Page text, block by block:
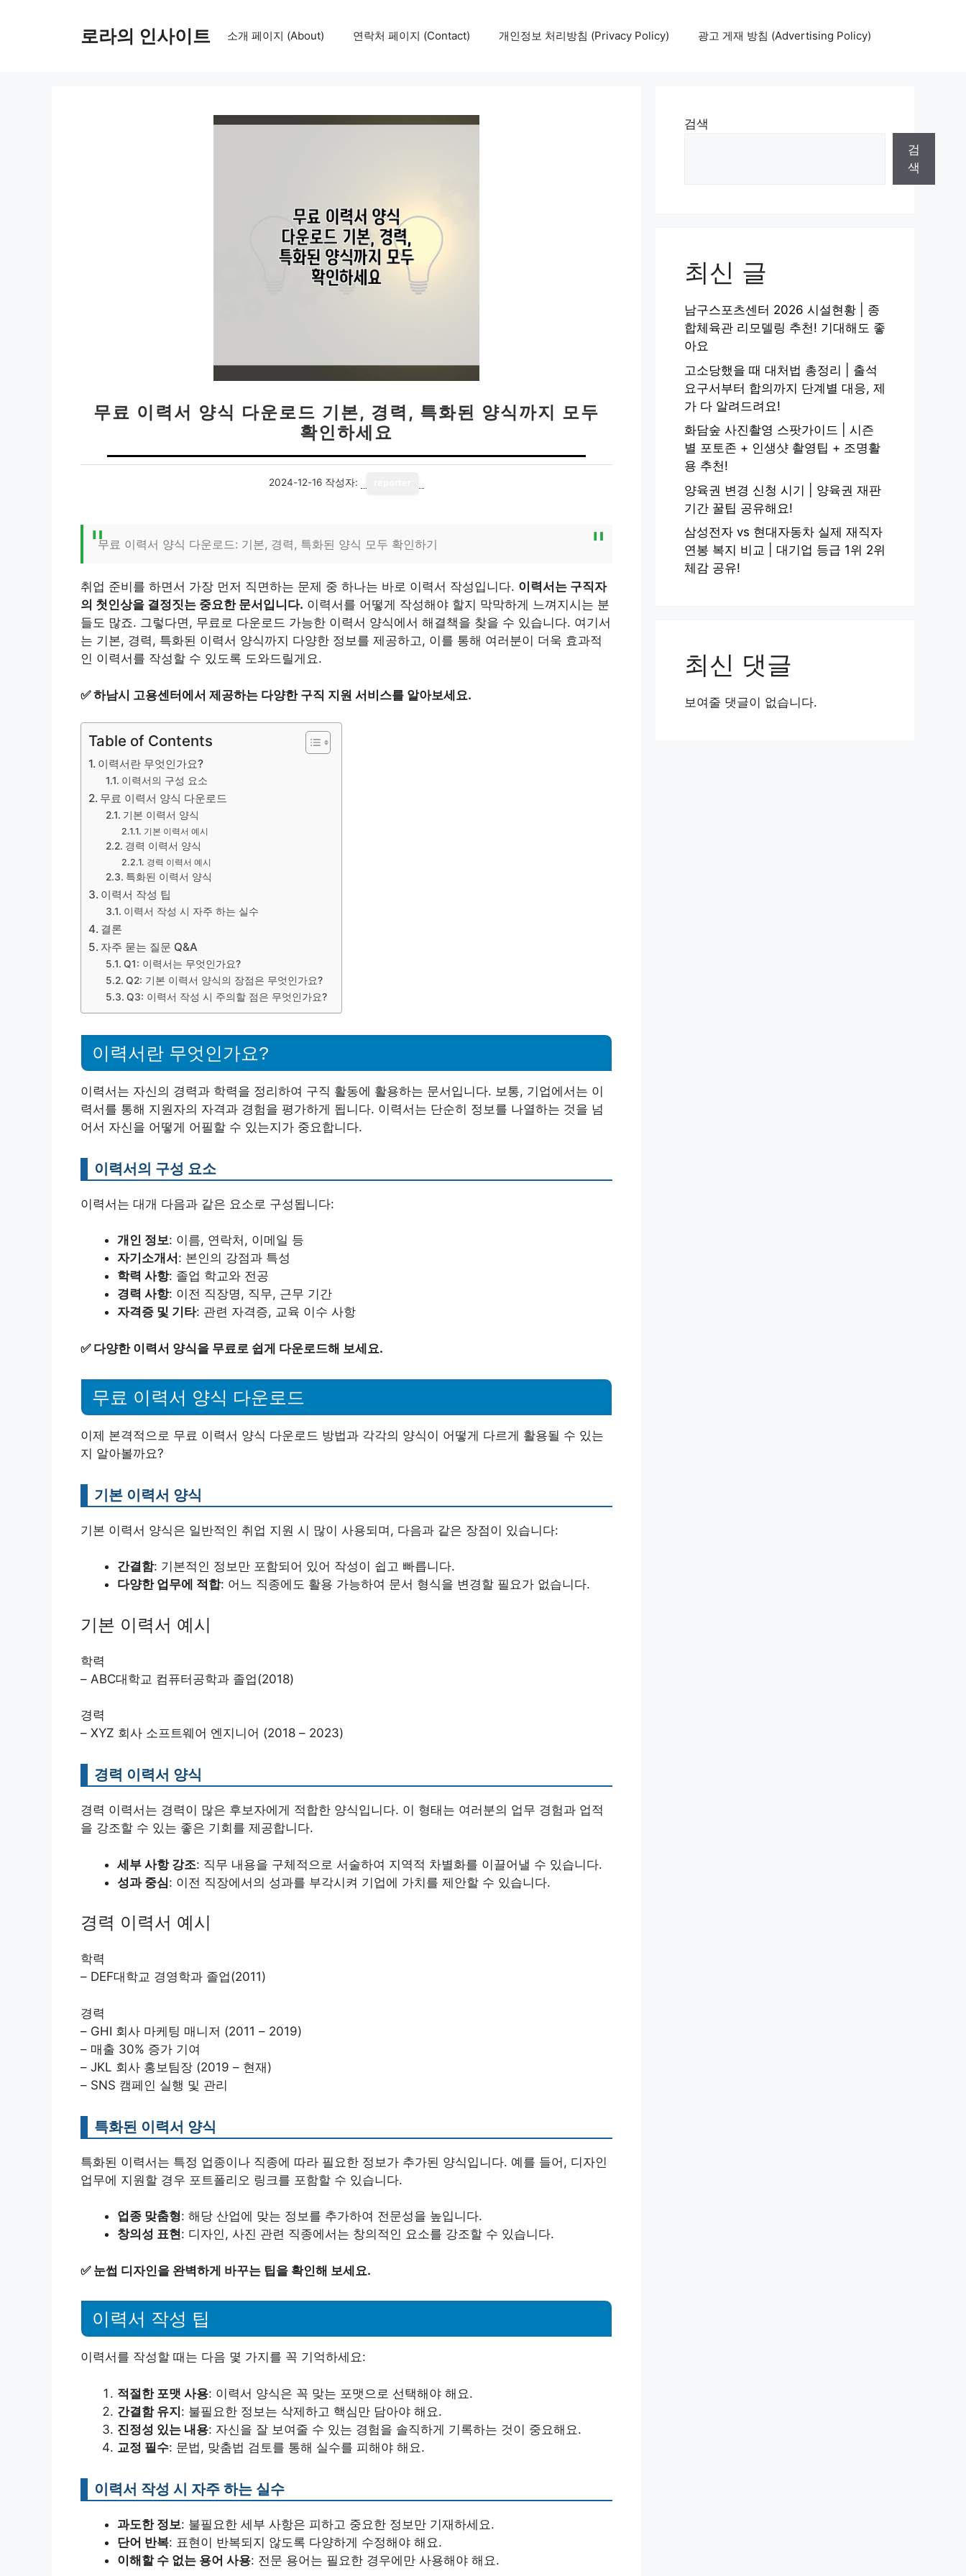
로라의 인사이트 소개 페이지 (About) 연락처 페이지 (Contact) 개인정보 처리방침 (Privacy Policy) 광고 게재 방침 (Advertising Policy)
무료 이력서 양식 다운로드 기본, 경력, 특화된 양식까지 모두
확인하세요
2024-12-16 작성자:
무료 이력서 양식 다운로드: 기본, 경력, 특화된 양식 모두 확인하기
취업 준비를 하면서 가장 먼저 직면하는 문제 중 하나는 바로 이력서 작성입니다. 이력서는 구직자
의 첫인상을 결정짓는 중요한 문서입니다. 이력서를 어떻게 작성해야 할지 막막하게 느껴지시는 분
들도 많죠. 그렇다면, 무료로 다운로드 가능한 이력서 양식에서 해결책을 찾을 수 있습니다. 여기서
는 기본, 경력, 특화된 이력서 양식까지 다양한 정보를 제공하고, 이를 통해 여러분이 더욱 효과적
인 이력서를 작성할 수 있도록 도와드릴게요.
✅하남시 고용센터에서 제공하는 다양한 구직 지원 서비스를 알아보세요.
Table of Contents
이력서란 무엇인가요?
이력서의 구성 요소
무료 이력서 양식 다운로드
기본 이력서 양식
기본 이력서 예시
경력 이력서 양식
경력 이력서 예시
특화된 이력서 양식
이력서 작성 팁
이력서 작성 시 자주 하는 실수
결론
자주 묻는 질문 Q&A
Q1: 이력서는 무엇인가요?
Q2: 기본 이력서 양식의 장점은 무엇인가요?
Q3: 이력서 작성 시 주의할 점은 무엇인가요?
이력서란 무엇인가요?
이력서는 자신의 경력과 학력을 정리하여 구직 활동에 활용하는 문서입니다. 보통, 기업에서는 이
력서를 통해 지원자의 자격과 경험을 평가하게 됩니다. 이력서는 단순히 정보를 나열하는 것을 넘
어서 자신을 어떻게 어필할 수 있는지가 중요합니다.
이력서의 구성 요소
이력서는 대개 다음과 같은 요소로 구성됩니다:
개인 정보: 이름, 연락처, 이메일 등
자기소개서 : 본인의 강점과 특성
학력 사항: 졸업 학교와 전공
경력 사항: 이전 직장명, 직무, 근무 기간
자격증 및 기타: 관련 자격증, 교육 이수 사항
✅ 다양한 이력서 양식을 무료로 쉽게 다운로드해 보세요.
무료 이력서 양식 다운로드
이제 본격적으로 무료 이력서 양식 다운로드 방법과 각각의 양식이 어떻게 다르게 활용될 수 있는
지 알아볼까요?
기본 이력서 양식
기본 이력서 양식은 일반적인 취업 지원 시 많이 사용되며, 다음과 같은 장점이 있습니다:
간결함: 기본적인 정보만 포함되어 있어 작성이 쉽고 빠릅니다.
다양한 업무에 적합: 어느 직종에도 활용 가능하여 문서 형식을 변경할 필요가 없습니다.
기본 이력서 예시
학력
– ABC대학교 컴퓨터공학과 졸업(2018)
경력
– XYZ 회사 소프트웨어 엔지니어 (2018 – 2023)
경력 이력서 양식
경력 이력서는 경력이 많은 후보자에게 적합한 양식입니다. 이 형태는 여러분의 업무 경험과 업적
을 강조할 수 있는 좋은 기회를 제공합니다.
세부 사항 강조: 직무 내용을 구체적으로 서술하여 지역적 차별화를 이끌어낼 수 있습니다.
성과 중심: 이전 직장에서의 성과를 부각시켜 기업에 가치를 제안할 수 있습니다.
경력 이력서 예시
학력
– DEF대학교 경영학과 졸업(2011)
경력
– GHI 회사 마케팅 매니저 (2011 – 2019)
– 매출 30% 증가 기여
– JKL 회사 홍보팀장 (2019 – 현재)
– SNS 캠페인 실행 및 관리
특화된 이력서 양식
특화된 이력서는 특정 업종이나 직종에 따라 필요한 정보가 추가된 양식입니다. 예를 들어, 디자인
업무에 지원할 경우 포트폴리오 링크를 포함할 수 있습니다.
업종 맞춤형: 해당 산업에 맞는 정보를 추가하여 전문성을 높입니다.
창의성 표현: 디자인, 사진 관련 직종에서는 창의적인 요소를 강조할 수 있습니다.
✅ 눈썹 디자인을 완벽하게 바꾸는 팁을 확인해 보세요.
이력서 작성 팁
이력서를 작성할 때는 다음 몇 가지를 꼭 기억하세요:
적절한 포맷 사용: 이력서 양식은 꼭 맞는 포맷으로 선택해야 해요.
간결함 유지: 불필요한 정보는 삭제하고 핵심만 담아야 해요.
진정성 있는 내용: 자신을 잘 보여줄 수 있는 경험을 솔직하게 기록하는 것이 중요해요.
교정 필수: 문법, 맞춤법 검토를 통해 실수를 피해야 해요.
이력서 작성 시 자주 하는 실수
과도한 정보: 불필요한 세부 사항은 피하고 중요한 정보만 기재하세요.
단어 반복: 표현이 반복되지 않도록 다양하게 수정해야 해요.
이해할 수 없는 용어 사용: 전문 용어는 필요한 경우에만 사용해야 해요.
검색
검
색
최신 글
남구스포츠센터 2026 시설현황 | 종
합체육관 리모델링 추천! 기대해도 좋
아요
고소당했을 때 대처법 총정리 | 출석
요구서부터 합의까지 단계별 대응, 제
가 다 알려드려요!
화담숲 사진촬영 스팟가이드 | 시즌
별 포토존 + 인생샷 촬영팁 + 조명활
용 추천!
양육권 변경 신청 시기 | 양육권 재판
기간 꿀팁 공유해요!
삼성전자 vs 현대자동차 실제 재직자
연봉 복지 비교 | 대기업 등급 1위 2위
체감 공유!
최신 댓글
보여줄 댓글이 없습니다.